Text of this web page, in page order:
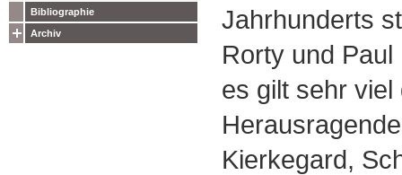
Bibliographie
Archiv
Jahrhunderts
Rorty und
es gilt sehr
Kierkegard,